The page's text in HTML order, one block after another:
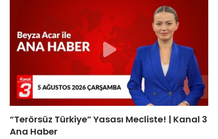
“Terörsüz Türkiye” Yasası Mecliste! | Kanal 3
Ana Haber